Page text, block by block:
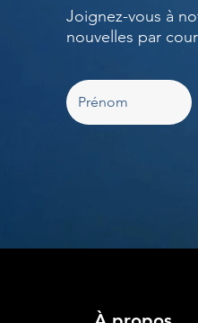
Joignez-vous à
nouvelles par